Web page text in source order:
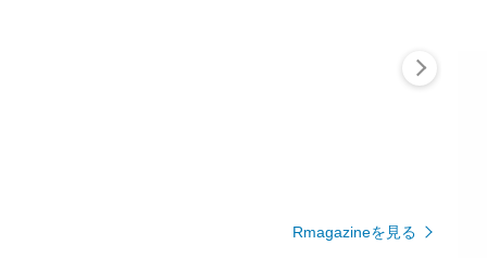
Rmagazineを見る